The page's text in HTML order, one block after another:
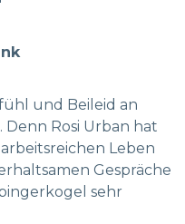
und Beileid an
Rosi Urban hat
Leben
Gespräche
sehr